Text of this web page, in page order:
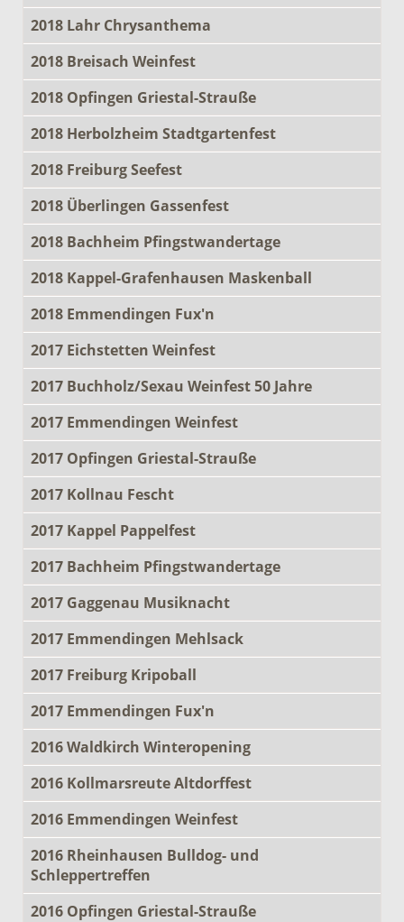
2018 Lahr Chrysanthema
2018 Breisach Weinfest
2018 Opfingen Griestal-Strauße
2018 Herbolzheim Stadtgartenfest
2018 Freiburg Seefest
2018 Überlingen Gassenfest
2018 Bachheim Pfingstwandertage
2018 Kappel-Grafenhausen Maskenball
2018 Emmendingen Fux'n
2017 Eichstetten Weinfest
2017 Buchholz/Sexau Weinfest 50 Jahre
2017 Emmendingen Weinfest
2017 Opfingen Griestal-Strauße
2017 Kollnau Fescht
2017 Kappel Pappelfest
2017 Bachheim Pfingstwandertage
2017 Gaggenau Musiknacht
2017 Emmendingen Mehlsack
2017 Freiburg Kripoball
2017 Emmendingen Fux'n
2016 Waldkirch Winteropening
2016 Kollmarsreute Altdorffest
2016 Emmendingen Weinfest
2016 Rheinhausen Bulldog- und
Schleppertreffen
2016 Opfingen Griestal-Strauße